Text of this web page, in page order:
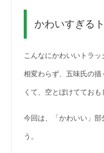
かわいすぎる
こんなにかわいいトラッ
相変わらず、五味氏の
くて、空とぼけてておも
今回は、「かわいい」
う。